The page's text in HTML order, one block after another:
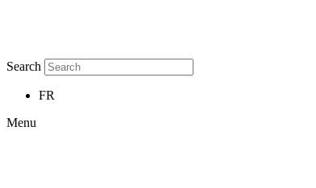
Search
FR
Menu